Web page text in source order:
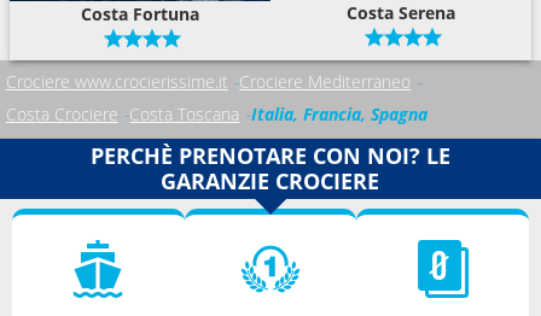
Costa Fortuna Costa Serena
Crociere www.crocierissime.it Crociere Mediterraneo
Costa Crociere Costa Toscana Italia, Francia, Spagna
PERCHÈ PRENOTARE CON NOI? LE
GARANZIE CROCIERE